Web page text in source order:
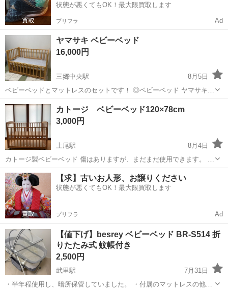
状態が悪くてもOK！最大限買取します
プリフラ Ad
ヤマサキ ベビーベッド
16,000円
三郷中央駅
8月5日
ベビーベッドとマットレスのセットです！ ◎ベビーベッド ヤマサキの
ビーサイドツーオープン 色：ナチュラル 定価6万3800円 説明書なし、
キャスターあり(一緒にお渡しします) ◎マットレス サンデシカの立体
ファイバー標準...
埼玉 三郷市 三郷中央駅 ベッド
カトージ ベビーベッド120×78cm
3,000円
上尾駅
8月4日
カトージ製ベビーベッド 傷はありますが、まだまだ使用できます。 組
み立て式、解体してお渡しします。 収納棚つき、スライド式 取説
https://www.katoji.co.jp/lsc/upfile/as...
埼玉 上尾市 上尾駅 ベッド
【求】古いお人形、お譲りください
状態が悪くてもOK！最大限買取します
プリフラ Ad
【値下げ】besrey ベビーベッド BR-S514 折
りたたみ式 蚊帳付き
2,500円
武里駅
7月31日
・半年程使用し、暗所保管していました。 ・付属のマットレスの他